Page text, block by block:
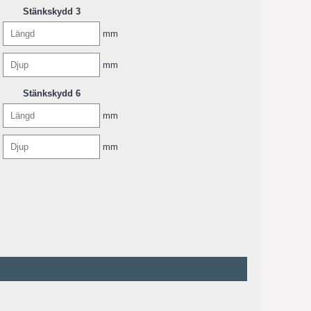
Stänkskydd 3
mm
mm
Stänkskydd 6
mm
mm